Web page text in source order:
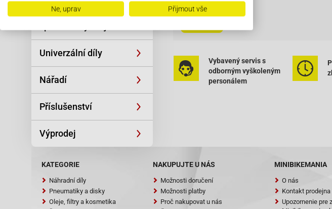
Oblečení a
Univerzální díly
Nářadí
Příslušenství
Výprodej
VC30829
Vybavený servis s
odborným vyškoleným
personálem
KATEGORIE
Náhradní díly
Pneumatiky a disky
Oleje, filtry a kosmetika
NAKUPUJTE U NÁS
Možnosti doručení
Možnosti platby
Proč nakupovat u nás
MINIBIKEMANIA
O nás
Kontakt prodejna
Upozornenie pre
Ne, uprav Přijmout vše